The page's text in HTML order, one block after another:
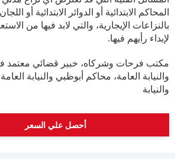
المحاكم الابتدائية أو الدوائر الابتدائية أو
بالنزاعات الإيجارية، والتي لابد فيها من
لإبداء رأيهم فيها.
مكتب فرحات وشركاه، خبير قضائي معتمد
والنيابة العامة، محاكم أبوظبي والنيابة
والنيابة
أحصل علي السعر